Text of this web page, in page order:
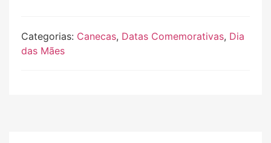
Categorias: Canecas, Datas Comemorativas, Dia
das Mães